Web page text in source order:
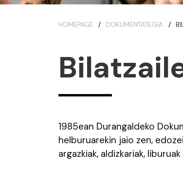
HOMEPAGE DOKUMENTATEGIA
1985ean Durangaldeko
helburuarekin jaio zen,
argazkiak, aldizkariak,